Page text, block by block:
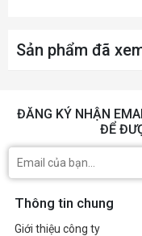
Sản phẩm đã
ĐĂNG KÝ NHẬN
ĐỂ
Thông tin chung
Giới thiệu công ty